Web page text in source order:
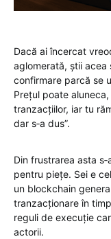
Dacă ai încercat
aglomerată, știi
confirmare parcă se
Prețul poate
tranzacțiilor, iar tu
dar s‑a dus”.
Din frustrarea asta
pentru piețe. Sei e
un blockchain
tranzacționare în
reguli de execuție
actorii.